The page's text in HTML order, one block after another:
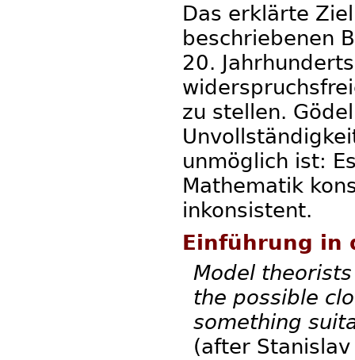
Das erklärte
beschriebenen
20.
zu stellen.
unmöglich ist:
Mathematik
inkonsistent.
Einführung in
Model
the possible
something
(after Stanislav